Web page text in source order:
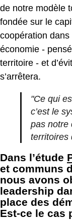
de notre modèle
fondée sur le
coopération
économie -
territoire - et
s’arrêtera.
"Ce qui
c’est le
pas notre
territoires
Dans l’étude
et communs
nous avons
leadership
place des
Est-ce le cas